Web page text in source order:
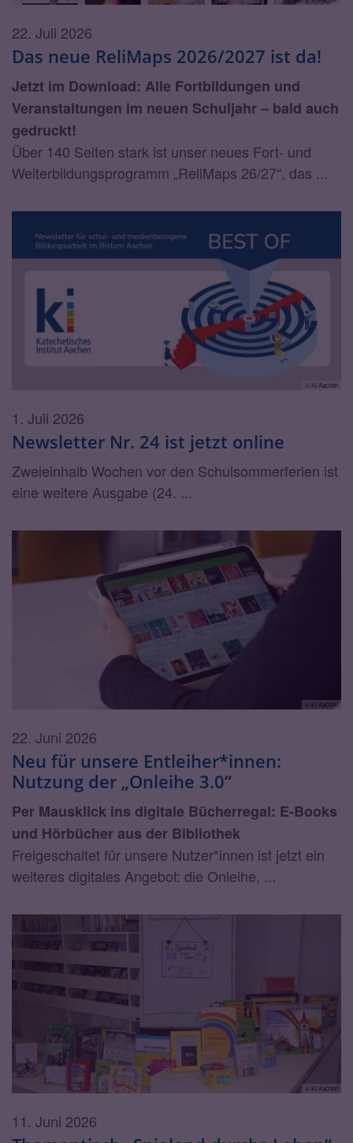
Das neue ReliMaps 2026/2027 ist da!
22. Juli 2026
Jetzt im Download: Alle Fortbildungen und
Veranstaltungen im neuen Schuljahr – bald auch
gedruckt!
Über 140 Seiten stark ist unser neues Fort- und
Weiterbildungsprogramm „ReliMaps 26/27“, das ...
© KI Aachen
Newsletter Nr. 24 ist jetzt online
1. Juli 2026
Zweieinhalb Wochen vor den Schulsommerferien ist
eine weitere Ausgabe (24. ...
© KI Aachen
Neu für unsere Entleiher*innen:
Nutzung der „Onleihe 3.0“
22. Juni 2026
Per Mausklick ins digitale Bücherregal: E-Books
und Hörbücher aus der Bibliothek
Freigeschaltet für unsere Nutzer*innen ist jetzt ein
weiteres digitales Angebot: die Onleihe, ...
© KI Aachen
11. Juni 2026